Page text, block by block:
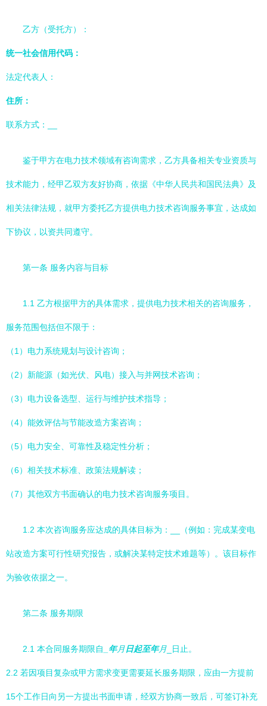
乙方（受托方）：
统一社会信用代码：
法定代表人：
住所：
联系方式：
鉴于甲方在电力技术领域有咨询需求，乙方具备相关专业资质与
技术能力，经甲乙双方友好协商，依据《中华人民共和国民法典》及
相关法律法规，就甲方委托乙方提供电力技术咨询服务事宜，达成如
下协议，以资共同遵守。
第一条 服务内容与目标
1.1 乙方根据甲方的具体需求，提供电力技术相关的咨询服务，
服务范围包括但不限于：
（1）电力系统规划与设计咨询；
（2）新能源（如光伏、风电）接入与并网技术咨询；
（3）电力设备选型、运行与维护技术指导；
（4）能效评估与节能改造方案咨询；
（5）电力安全、可靠性及稳定性分析；
（6）相关技术标准、政策法规解读；
（7）其他双方书面确认的电力技术咨询服务项目。
1.2 本次咨询服务应达成的具体目标为： __（例如：完成某变电
站改造方案可行性研究报告，或解决某特定技术难题等）。该目标作
为验收依据之一。
第二条 服务期限
2.1 本合同服务期限自 _年月日起至年月 _日止。
2.2 若因项目复杂或甲方需求变更需要延长服务期限，应由一方提前
15个工作日向另一方提出书面申请，经双方协商一致后，可签订补充